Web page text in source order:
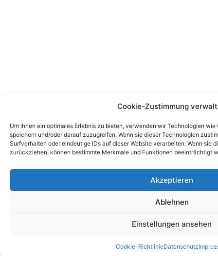
Cookie-Zustimmung
Um ihnen ein optimales Erlebnis zu bieten, verwenden wir Technologien
speichern und/oder darauf zuzugreifen. Wenn sie dieser Technologien
Surfverhalten oder eindeutige IDs auf dieser Website verarbeiten. Wenn sie
zurückziehen, können bestimmte Merkmale und Funktionen beeinträchtigt
Akzeptieren
Ablehnen
Einstellungen ansehen
Cookie-RichtlinieDatenschutz